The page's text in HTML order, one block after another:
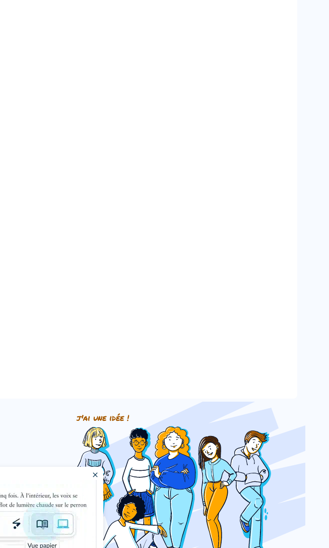
j'ai une idée !